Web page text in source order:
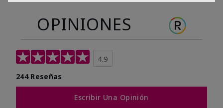
OPINIONES
4.9
244 Reseñas
Escribir Una Opinión